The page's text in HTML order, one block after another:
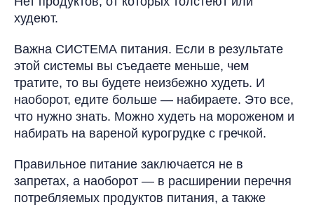
худеют.
Важна СИСТЕМА питания. Если в результате
этой системы вы съедаете меньше, чем
тратите, то вы будете неизбежно худеть. И
наоборот, едите больше — набираете. Это все,
что нужно знать. Можно худеть на мороженом и
набирать на вареной курогрудке с гречкой.
Правильное питание заключается не в
запретах, а наоборот — в расширении перечня
потребляемых продуктов питания, а также